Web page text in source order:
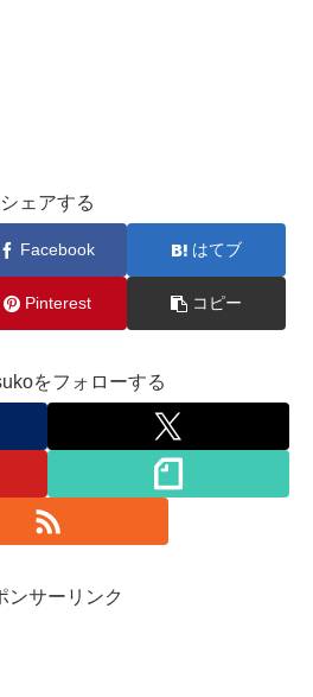
シェアする
Facebook はてブ
Pinterest コピー
をフォローする
ンサーリンク